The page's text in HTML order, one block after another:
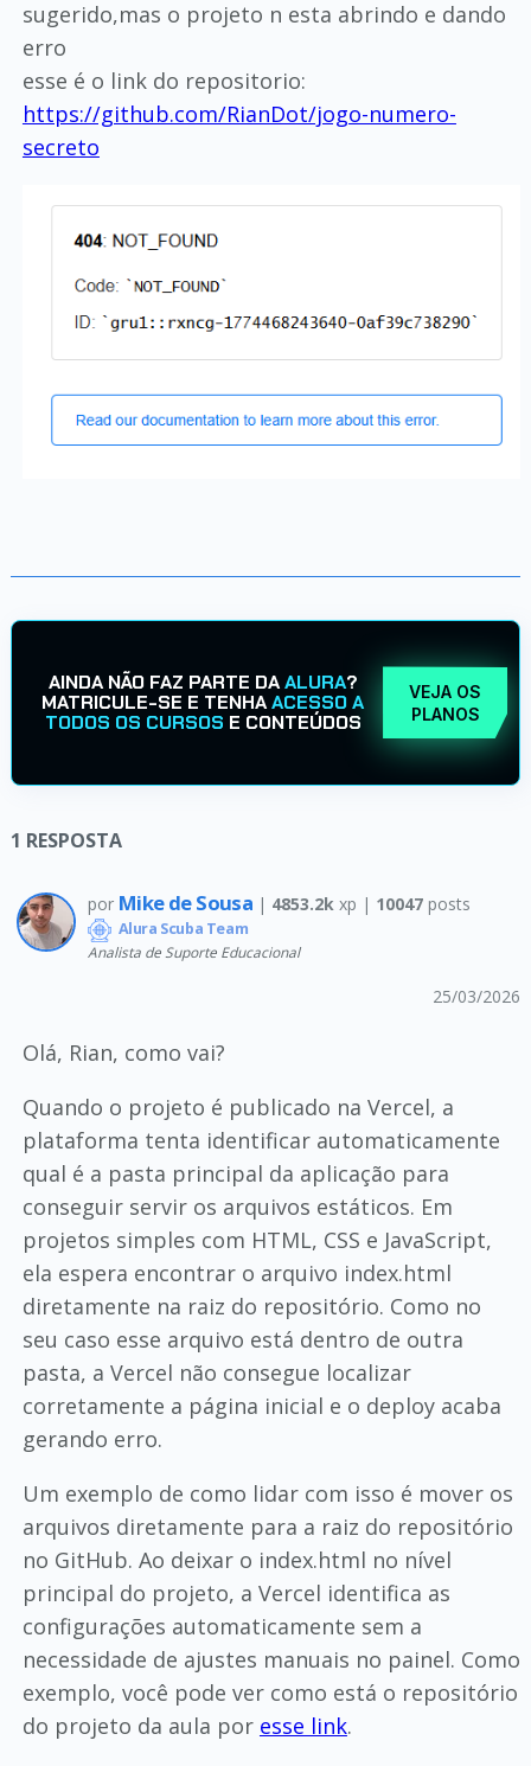
sugerido,mas o projeto n esta abrindo e dando
erro
esse é o link do repositorio:
https://github.com/RianDot/jogo-numero-
secreto
AINDA NÃO FAZ PARTE DAALURA?
MATRICULE-SE E TENHAACESSO A
TODOS OS CURSOS E CONTEÚDOS
VEJA OS
PLANOS
1 RESPOSTA
por Mike de Sousa | 4853.2kxp | 10047posts
Alura Scuba Team
Analista de Suporte Educacional
25/03/2026
Olá, Rian, como vai?
Quando o projeto é publicado na Vercel, a
plataforma tenta identificar automaticamente
qual é a pasta principal da aplicação para
conseguir servir os arquivos estáticos. Em
projetos simples com HTML, CSS e JavaScript,
ela espera encontrar o arquivo index.html
diretamente na raiz do repositório. Como no
seu caso esse arquivo está dentro de outra
pasta, a Vercel não consegue localizar
corretamente a página inicial e o deploy acaba
gerando erro.
Um exemplo de como lidar com isso é mover os
arquivos diretamente para a raiz do repositório
no GitHub. Ao deixar o index.html no nível
principal do projeto, a Vercel identifica as
configurações automaticamente sem a
necessidade de ajustes manuais no painel. Como
exemplo, você pode ver como está o repositório
do projeto da aula por esse link.